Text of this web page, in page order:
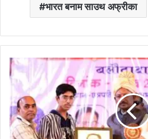
भारत बनाम साउथ अफ्रीका